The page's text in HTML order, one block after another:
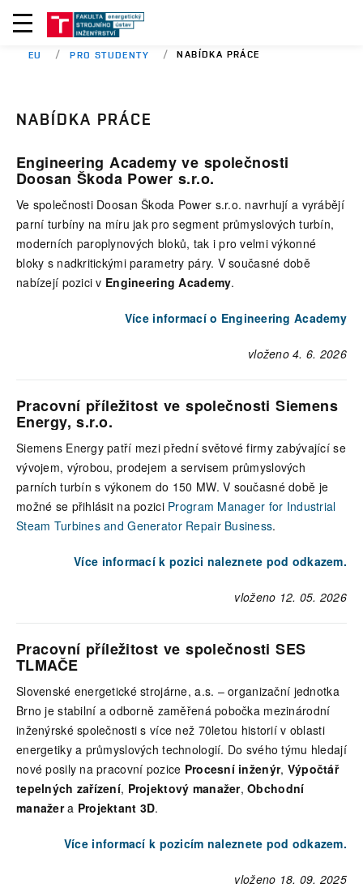
EU PRO STUDENTY NABÍDKA PRÁCE
NABÍDKA PRÁCE
Engineering Academy ve společnosti
Doosan Škoda Power s.r.o.
Ve společnosti Doosan Škoda Power s.r.o. navrhují a vyrábějí
parní turbíny na míru jak pro segment průmyslových turbín,
moderních paroplynových bloků, tak i pro velmi výkonné
bloky s nadkritickými parametry páry. V současné době
nabízejí pozici v Engineering Academy.
Více informací o Engineering Academy
vloženo 4. 6. 2026
Pracovní příležitost ve společnosti Siemens
Energy, s.r.o.
Siemens Energy patří mezi přední světové firmy zabývající se
vývojem, výrobou, prodejem a servisem průmyslových
parních turbín s výkonem do 150 MW. V současné době je
možné se přihlásit na pozici Program Manager for Industrial
Steam Turbines and Generator Repair Business.
Více informací k pozici naleznete pod odkazem.
vloženo 12. 05. 2026
Pracovní příležitost ve společnosti SES
TLMAČE
Slovenské energetické strojárne, a.s. – organizační jednotka
Brno je stabilní a odborně zaměřená pobočka mezinárodní
inženýrské společnosti s více než 70letou historií v oblasti
energetiky a průmyslových technologií. Do svého týmu hledají
nové posily na pracovní pozice Procesní inženýr, Výpočtář
tepelných zařízení, Projektový manažer,Obchodní
manažera Projektant 3D.
Více informací k pozicím naleznete pod odkazem.
vloženo 18. 09. 2025